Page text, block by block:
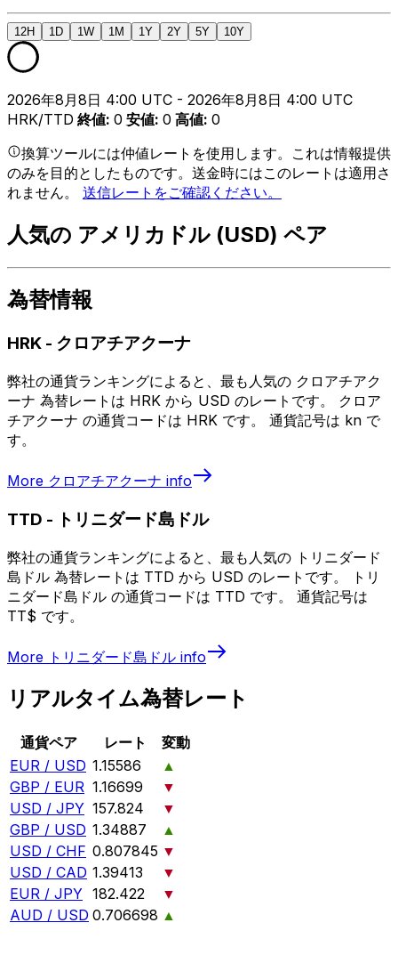
12H 1D 1W 1M 1Y 2Y 5Y 10Y
2026年8月8日 4:00 UTC - 2026年8月8日 4:00 UTC
HRK/TTD 終値: 0 安値: 0 高値: 0
換算ツールには仲値レートを使用します。これは情報提供
のみを目的としたものです。送金時にはこのレートは適用さ
れません。 送信レートをご確認ください。
人気の アメリカドル (USD) ペア
為替情報
HRK - クロアチアクーナ
弊社の通貨ランキングによると、最も人気の クロアチアク
ーナ 為替レートは HRK から USD のレートです。 クロア
チアクーナ の通貨コードは HRK です。 通貨記号は kn で
す。
More クロアチアクーナ info
TTD - トリニダード島ドル
弊社の通貨ランキングによると、最も人気の トリニダード
島ドル 為替レートは TTD から USD のレートです。 トリ
ニダード島ドル の通貨コードは TTD です。 通貨記号は
TT$ です。
More トリニダード島ドル info
リアルタイム為替レート
通貨ペア レート
変動
EUR / USD 1.15586
▲
GBP / EUR 1.16699
▼
USD / JPY 157.824
▼
GBP / USD 1.34887
▲
USD / CHF 0.807845 ▼
USD / CAD 1.39413
▼
EUR / JPY 182.422
▼
AUD / USD 0.706698 ▲